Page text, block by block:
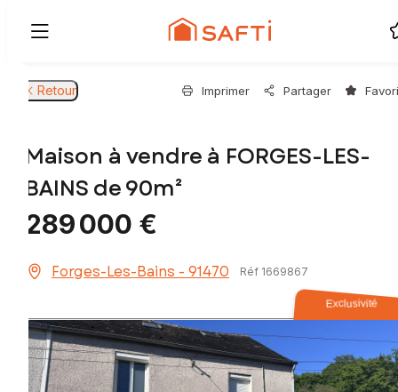
Retour Imprimer Partager
Maison à vendre à FORGES-LES-
BAINS de 90m²
289 000 €
Forges-Les-Bains - 91470 Réf 1669867
Exclusivité